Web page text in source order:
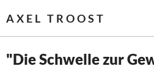
AXEL TROOST
"Die Schwelle zur